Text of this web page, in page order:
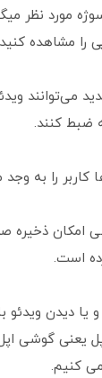
مورد نظر
را مشاهده
را به وجد
امکان ذخیره
است.
یا دیدن ویدئو